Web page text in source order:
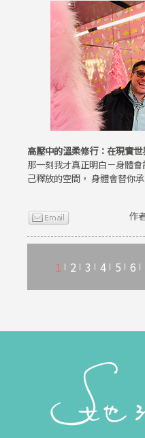
高壓中的溫柔修行：在現實
那一刻我才真正明白－身體
己釋放的空間， 身體會替你承
作
1 2 3 4 5 6